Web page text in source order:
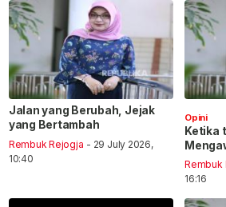
Jalan yang Berubah, Jejak
yang Bertambah
Rembuk Rejogja - 29 July 2026,
10:40
Opini
Ketika
Rembuk
16:16